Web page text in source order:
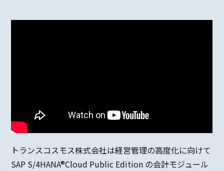
トランスコスモス株式会社は経営管理の高度化に向けて
SAP S/4HANA®Cloud Public Edition の会計モジュール